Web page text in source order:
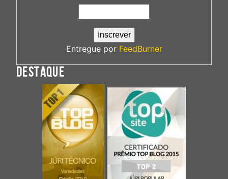
Entregue por FeedBurner
DESTAQUE